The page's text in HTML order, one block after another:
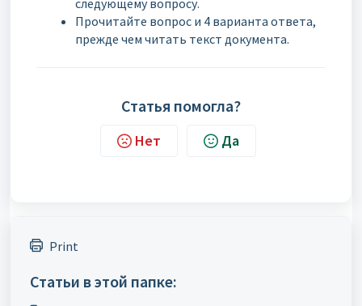
Прочитайте вопрос и 4 варианта ответа,
прежде чем читать текст документа.
Статья помогла?
Нет Да
Print
Статьи в этой папке: